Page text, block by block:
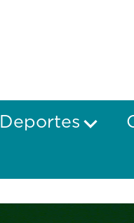
Deportes